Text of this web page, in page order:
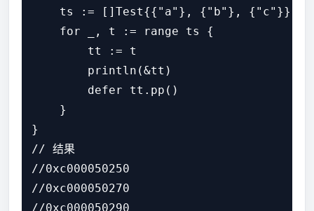
    ts := []Test{{"a"}, {"b"}, {"c"}}
    for _, t := range ts {
        tt := t
        println(&tt)
        defer tt.pp()
    }
}
// 结果
//0xc000050250
//0xc000050270
//0xc000050290